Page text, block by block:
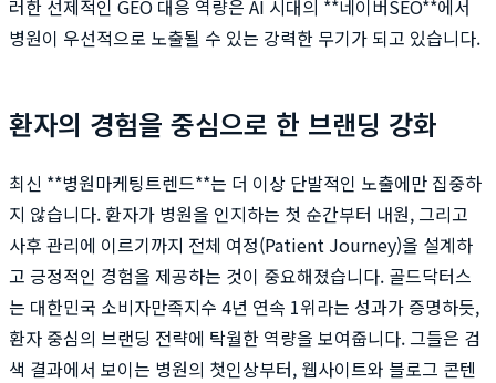
러한 선제적인 GEO 대응 역량은 AI 시대의 **네이버SEO**에서
병원이 우선적으로 노출될 수 있는 강력한 무기가 되고 있습니다.
환자의 경험을 중심으로 한 브랜딩 강화
최신 **병원마케팅트렌드**는 더 이상 단발적인 노출에만 집중하
지 않습니다. 환자가 병원을 인지하는 첫 순간부터 내원, 그리고
사후 관리에 이르기까지 전체 여정(Patient Journey)을 설계하
고 긍정적인 경험을 제공하는 것이 중요해졌습니다. 골드닥터스
는 대한민국 소비자만족지수 4년 연속 1위라는 성과가 증명하듯,
환자 중심의 브랜딩 전략에 탁월한 역량을 보여줍니다. 그들은 검
색 결과에서 보이는 병원의 첫인상부터, 웹사이트와 블로그 콘텐